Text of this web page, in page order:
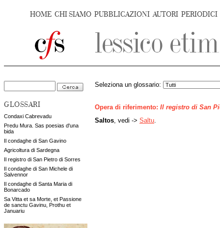
HOME CHI SIAMO PUBBLICAZIONI AUTORI PERIODICI
GLOSSARI
Condaxi Cabrevadu
Predu Mura. Sas poesias d'una
bida
Il condaghe di San Gavino
Agricoltura di Sardegna
Il registro di San Pietro di Sorres
Il condaghe di San Michele di
Salvennor
Il condaghe di Santa Maria di
Bonarcado
Sa Vitta et sa Morte, et Passione
de sanctu Gavinu, Prothu et
Januariu
Seleziona un glossario:
Opera di riferimento: Il registro di San
Saltos , vedi -> Saltu